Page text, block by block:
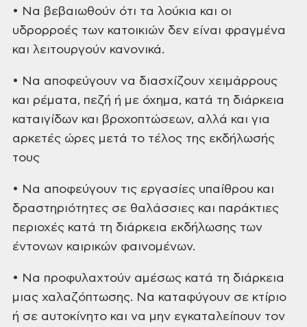
• Να βεβαιωθούν ότι τα λούκια και οι
υδρορροές των κατοικιών δεν είναι φραγμένα
και λειτουργούν κανονικά.
• Να αποφεύγουν να διασχίζουν χειμάρρους
και ρέματα, πεζή ή με όχημα, κατά τη διάρκεια
καταιγίδων και βροχοπτώσεων, αλλά και για
αρκετές ώρες μετά το τέλος της εκδήλωσής
τους
• Να αποφεύγουν τις εργασίες υπαίθρου και
δραστηριότητες σε θαλάσσιες και παράκτιες
περιοχές κατά τη διάρκεια εκδήλωσης των
έντονων καιρικών φαινομένων.
• Να προφυλαχτούν αμέσως κατά τη διάρκεια
μιας χαλαζόπτωσης. Να καταφύγουν σε κτίριο
ή σε αυτοκίνητο και να μην εγκαταλείπουν τον